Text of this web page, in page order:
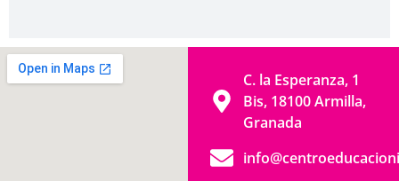
C. la Esperanza, 1
Bis, 18100 Armilla,
Granada